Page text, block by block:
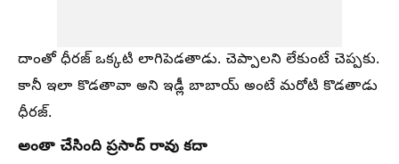
దాంతో ధీరజ్ ఒక్కటి లాగిపెడతాడు. చెప్పాలని లేకుంటే చెప్పకు.
కానీ ఇలా కొడతావా అని ఇడ్లీ బాబాయ్ అంటే మరోటి కొడతాడు
ధీరజ్.
అంతా చేసింది ప్రసాద్ రావు కదా